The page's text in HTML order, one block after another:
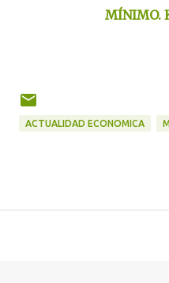
MÍNIMO.
ACTUALIDAD ECONOMICA